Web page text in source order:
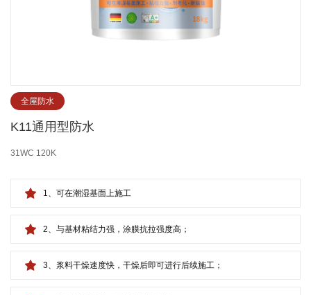
全屋防水
K11通用型防水
31WC 120K
1、可在潮湿基面上施工
2、与基材粘结力强，涂膜抗拉强度高；
3、浆料干燥速度快，干燥后即可进行后续施工；